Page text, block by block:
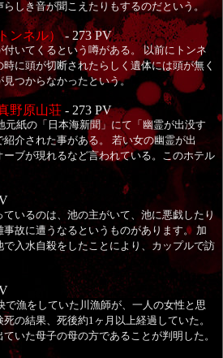
しき音が聞こえたりもするのだという。
ンネル）- 273 PV
いてくるという噂がある。 以前にトンネ
に頭が切断されたらしく遺体には頭が無く
つからなかったという。
野原山荘 - 273 PV
元紙の「日本海新聞」にて「幽霊が出没す
介された事がある。 若い女の幽霊が出
ブが現れるなど言われている。このホテル
いるのは、池の主がいて、池に悪戯したり
故に遭うなるというものがあります。 加
で入水自殺をしたことにより、カップルで訪
で漁をしていた川漁師が、一人の女性と思
の結果、死後約1ヶ月以上経過していた。
いた母子の母の方であることが判明した。